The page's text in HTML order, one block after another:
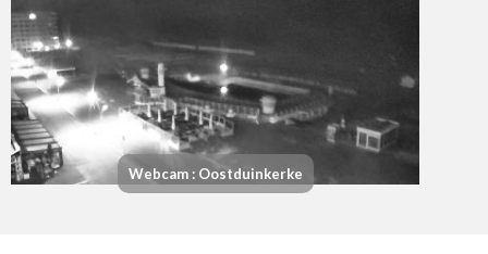
Webcam : Oostduinkerke